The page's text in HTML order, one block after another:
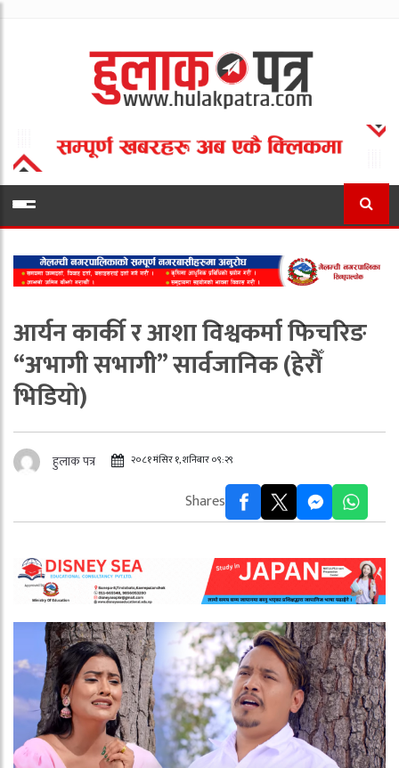
आर्यन कार्की र आशा विश्वकर्मा फिचरिङ
“अभागी सभागी” सार्वजानिक (हेरौँ
भिडियो)
हुलाक पत्र २०८१ मंसिर १, शनिबार ०९:२९
Shares